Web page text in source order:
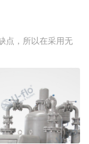
点，所以在采用无